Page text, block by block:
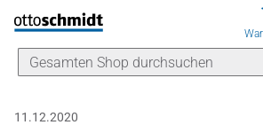
Direkt zum Inhalt
11.12.2020